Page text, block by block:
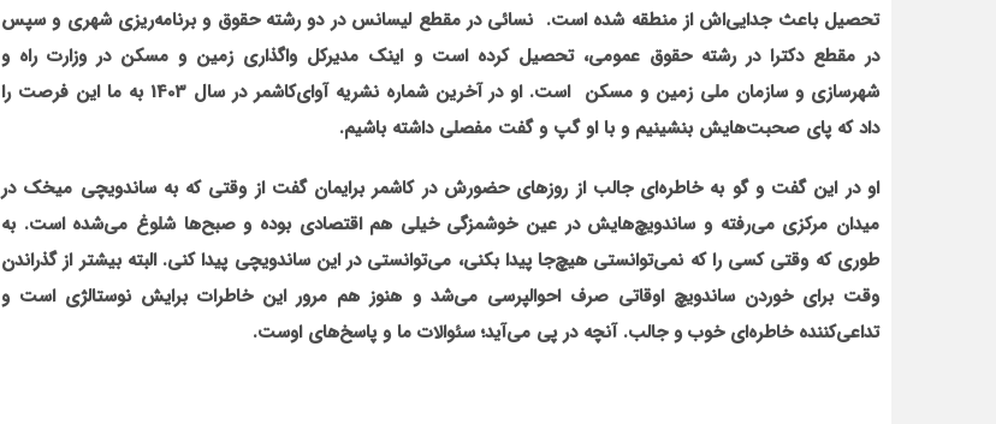
تحصیل باعث جدایی‌اش از منطقه شده است. نسائی در مقطع لیسانس در دو رشته حقوق و برنامه‌ریزی شهری و سپس
در مقطع دکترا در رشته حقوق عمومی، تحصیل کرده است و اینک مدیرکل واگذاری زمین و مسکن در وزارت راه و
شهرسازی و سازمان ملی زمین و مسکن است. او در آخرین شماره نشریه آوای‌کاشمر در سال 1403 به ما این فرصت را
داد که پای صحبت‌هایش بنشینیم و با او گپ و گفت مفصلی داشته باشیم.
او در این گفت و گو به خاطره‌ای جالب از روزهای حضورش در کاشمر برای‏مان گفت از وقتی که به ساندویچی میخک در
میدان مرکزی می‌رفته و ساندویچ‌هایش در عین خوشمزگی خیلی هم اقتصادی بوده و صبح‌ها شلوغ می‌شده است. به
طوری که وقتی کسی را که نمی‌توانستی هیچ‌جا پیدا بکنی، می‌توانستی در این ساندویچی پیدا کنی. البته بیشتر از گذراندن
وقت برای خوردن ساندویچ اوقاتی صرف احوالپرسی می‌شد و هنوز هم مرور این خاطرات برایش نوستالژی است و
تداعی‌کننده خاطره‌ای خوب و جالب. آنچه در پی می‌آید؛ سئوالات ما و پاسخ‌های اوست.